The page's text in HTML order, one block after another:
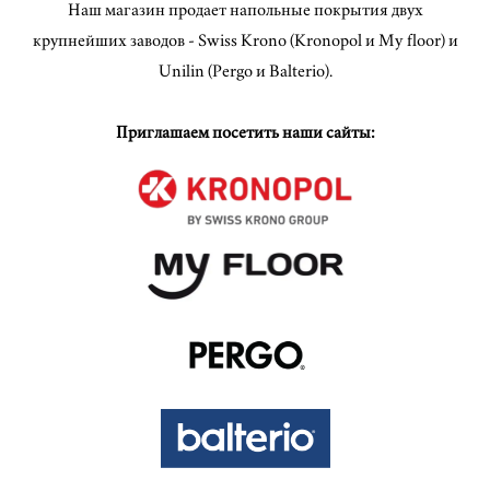
Наш магазин продает напольные покрытия двух
крупнейших заводов - Swiss Krono (Kronopol и My floor) и
Unilin (Pergo и Balterio).
Приглашаем посетить наши сайты: